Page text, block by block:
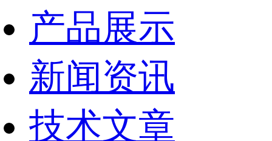
产品展示
新闻资讯
技术文章